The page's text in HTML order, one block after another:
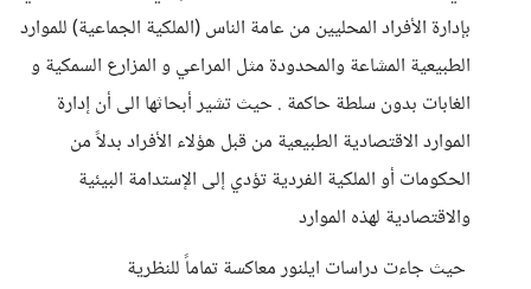
بإدارة الأفراد المحليين من عامة الناس (الملكية الجماعية) للموارد
الطبيعية المشاعة والمحدودة مثل المراعي و المزارع السمكية و
الغابات بدون سلطة حاكمة . حيث تشير أبحاثها الى أن إدارة
الموارد الاقتصادية الطبيعية من قبل هؤلاء الأفراد بدلاً من
الحكومات أو الملكية الفردية تؤدي إلى الإستدامة البيئية
والاقتصادية لهذه الموارد
حيث جاءت دراسات ايلنور معاكسة تماماً للنظرية